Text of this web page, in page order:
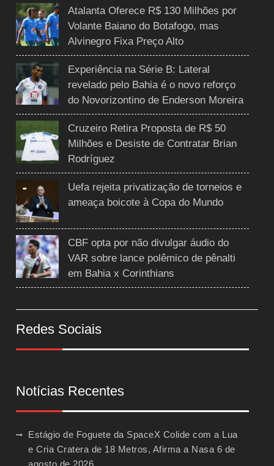
Atalanta Oferece R$ 130 Milhões por
Volante Baiano do Botafogo, mas
Alvinegro Fixa Preço Alto
Experiência na Série B: Lateral
revelado pelo Bahia é o novo reforço
do Novorizontino de Enderson Moreira
Cruzeiro Retira Proposta de R$ 50
Milhões e Desiste de Contratar Brian
Rodríguez
Uefa rejeita privatização de torneios e
ameaça boicote à Copa do Mundo
CBF opta por não divulgar áudio do
VAR sobre lance polêmico de pênalti
em Bahia x Corinthians
Redes Sociais
Notícias Recentes
Estágio de Foguete da SpaceX Colide com a Lua
e Cria Cratera de 18 Metros, Afirma a Nasa 6 de
agosto de 2026